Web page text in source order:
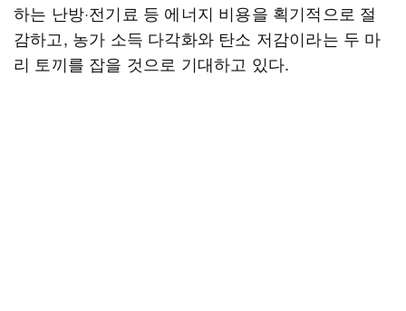
하는 난방·전기료 등 에너지 비용을 획기적으로 절
감하고, 농가 소득 다각화와 탄소 저감이라는 두 마
리 토끼를 잡을 것으로 기대하고 있다.